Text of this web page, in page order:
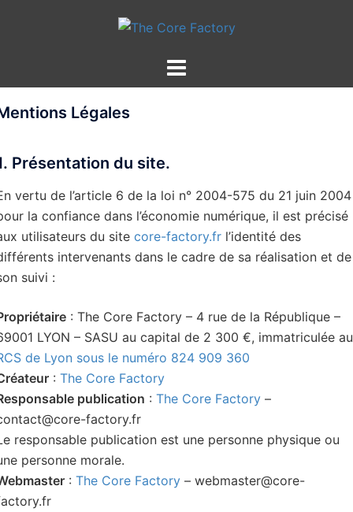
Légales
Présentation du site.
vertu de l’article 6 de la loi n° 2004-575 du 21 juin 2004
la confiance dans l’économie numérique, il est précisé
utilisateurs du site core-factory.fr l’identité des
intervenants dans le cadre de sa réalisation et de
suivi :
: The Core Factory – 4 rue de la République –
LYON – SASU au capital de 2 300 €, immatriculée au
de Lyon sous le numéro 824 909 360
: The Core Factory
publication : The Core Factory –
factory.fr
responsable publication est une personne physique ou
personne morale.
: The Core Factory – webmaster@core-